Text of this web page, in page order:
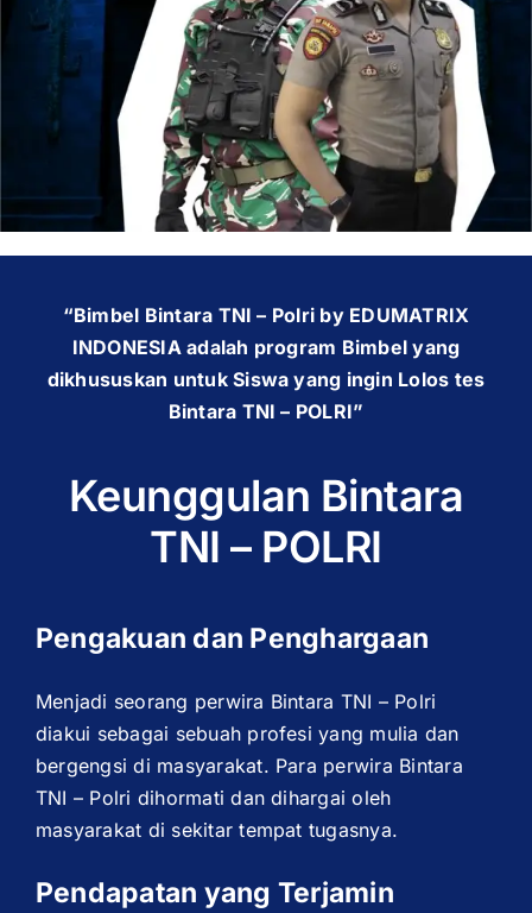
OUR PROGRAM
REGISTRATION
CONTACT US
“Bimbel Bintara TNI – Polri by EDUMATRIX
INDONESIA adalah program Bimbel yang
dikhususkan untuk Siswa yang ingin Lolos tes
Bintara TNI – POLRI”
Keunggulan Bintara
TNI – POLRI
Pengakuan dan Penghargaan
Menjadi seorang perwira Bintara TNI – Polri
diakui sebagai sebuah profesi yang mulia dan
bergengsi di masyarakat. Para perwira Bintara
TNI – Polri dihormati dan dihargai oleh
masyarakat di sekitar tempat tugasnya.
Pendapatan yang Terjamin